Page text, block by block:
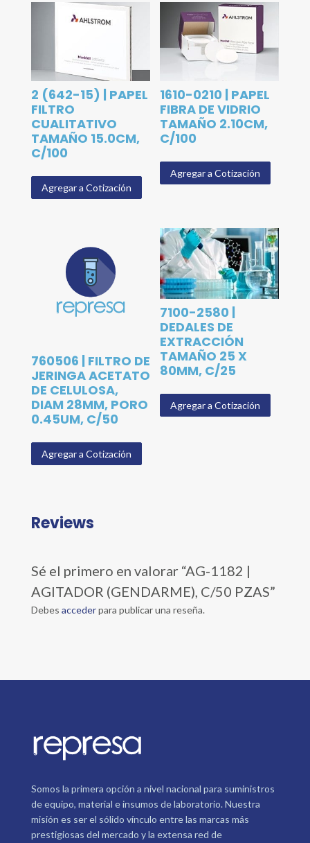
2 (642-15) | PAPEL
FILTRO
CUALITATIVO
TAMAÑO 15.0CM,
C/100
Agregar a Cotización
1610-0210 | PAPEL
FIBRA DE VIDRIO
TAMAÑO 2.10CM,
C/100
Agregar a Cotización
760506 | FILTRO DE
JERINGA ACETATO
DE CELULOSA,
DIAM 28MM, PORO
0.45UM, C/50
Agregar a Cotización
7100-2580 |
DEDALES DE
EXTRACCIÓN
TAMAÑO 25 X
80MM, C/25
Agregar a Cotización
Reviews
Sé el primero en valorar “AG-1182 |
AGITADOR (GENDARME), C/50 PZAS”
Debes accederpara publicar una reseña.
Somos la primera opción a nivel nacional para suministros
de equipo, material e insumos de laboratorio. Nuestra
misión es ser el sólido vínculo entre las marcas más
prestigiosas del mercado y la extensa red de